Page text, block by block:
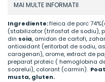
MAI MULTE INFORMATII
Ingrediente:fleica de porc
(stabilizator (trifosfat de sodiu),
din soia, amidon de cartofi,
antioxidant (eritorbat de sodiu,
caragenan), arome, extract de
preparat proteic ( hemoglobina
soarelui), colorant (carmin).
musta, gluten.